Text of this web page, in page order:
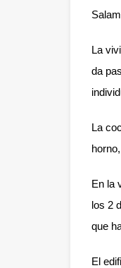
La
da
La
En la
los 2
que
El